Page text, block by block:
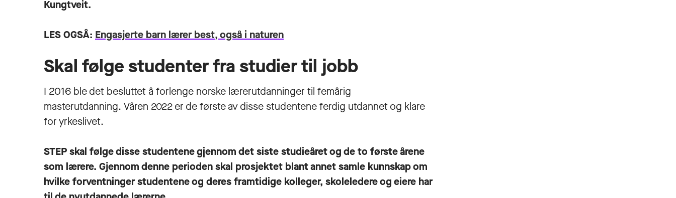
Kungtveit.
LES OGSÅ: Engasjerte barn lærer best, også i naturen
Skal følge studenter fra studier til jobb
I 2016 ble det besluttet å forlenge norske lærerutdanninger til femårig
masterutdanning. Våren 2022 er de første av disse studentene ferdig utdannet og klare
for yrkeslivet.
STEP skal følge disse studentene gjennom det siste studieåret og de to første årene
som lærere. Gjennom denne perioden skal prosjektet blant annet samle kunnskap om
hvilke forventninger studentene og deres framtidige kolleger, skoleledere og eiere har